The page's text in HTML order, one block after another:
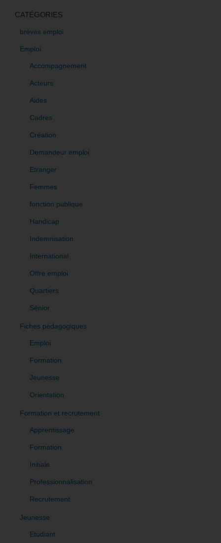
CATÉGORIES
brèves emploi
Emploi
Accompagnement
Acteurs
Aides
Cadres
Création
Demandeur emploi
Etranger
Femmes
fonction publique
Handicap
Indemnisation
International
Offre emploi
Quartiers
Sénior
Fiches pédagogiques
Emploi
Formation
Jeunesse
Orientation
Formation et recrutement
Apprentissage
Formation
Initiale
Professionnalisation
Recrutement
Jeunesse
Etudiant